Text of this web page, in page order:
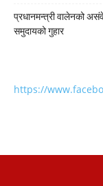
प्रधानमन्त्री वालेनको
समुदायको गुहार
https://